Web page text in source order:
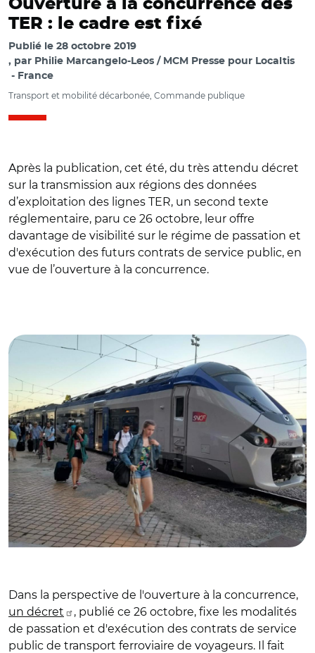
Ouverture à la concurrence des
TER : le cadre est fixé
Publié le 28 octobre 2019
par Philie Marcangelo-Leos / MCM Presse pour Localtis
France
Transport et mobilité décarbonée, Commande publique
Après la publication, cet été, du très attendu décret
sur la transmission aux régions des données
d’exploitation des lignes TER, un second texte
réglementaire, paru ce 26 octobre, leur offre
davantage de visibilité sur le régime de passation et
d'exécution des futurs contrats de service public, en
vue de l’ouverture à la concurrence.
Dans la perspective de l'ouverture à la concurrence,
un décret
, publié ce 26 octobre, fixe les modalités
de passation et d'exécution des contrats de service
public de transport ferroviaire de voyageurs. Il fait